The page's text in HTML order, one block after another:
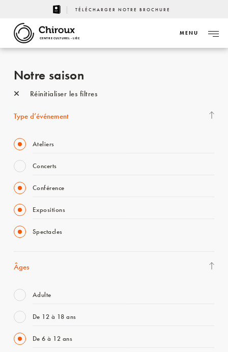
TÉLÉCHARGER NOTRE BROCHURE
CENTRE CULTUREL - LIÈGE
MENU
Notre saison
Réinitialiser les filtres
Type d’événement
Ateliers
Concerts
Conférence
Expositions
Spectacles
Âges
Adulte
De 12 à 18 ans
De 6 à 12 ans